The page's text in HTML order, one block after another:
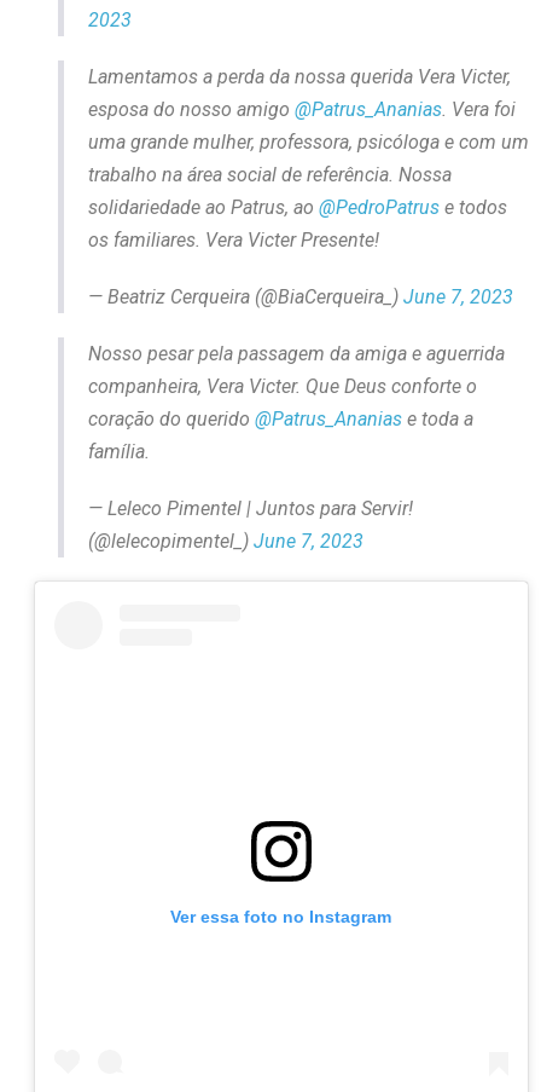
2023
Lamentamos a perda da nossa querida Vera Victer,
esposa do nosso amigo @Patrus_Ananias. Vera foi
uma grande mulher, professora, psicóloga e com um
trabalho na área social de referência. Nossa
solidariedade ao Patrus, ao @PedroPatruse todos
os familiares. Vera Victer Presente!
— Beatriz Cerqueira (@BiaCerqueira_) June 7, 2023
Nosso pesar pela passagem da amiga e aguerrida
companheira, Vera Victer. Que Deus conforte o
coração do querido @Patrus_Ananiase toda a
família.
— Leleco Pimentel | Juntos para Servir!
(@lelecopimentel_) June 7, 2023
Ver essa foto no Instagram